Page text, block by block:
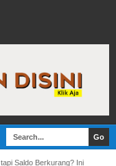
Saldo Berkurang? Ini